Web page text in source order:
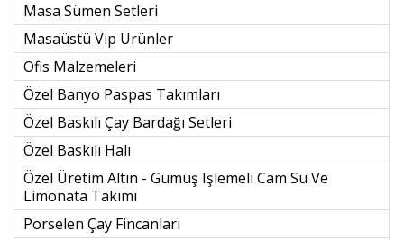
Masa Sümen Setleri
Masaüstü Vıp Ürünler
Ofis Malzemeleri
Özel Banyo Paspas Takımları
Özel Baskılı Çay Bardağı Setleri
Özel Baskılı Halı
Özel Üretim Altın - Gümüş Işlemeli Cam Su Ve
Limonata Takımı
Porselen Çay Fincanları